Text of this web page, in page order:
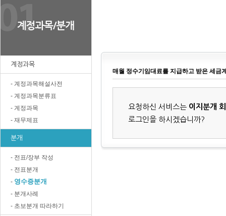
계정과목
- 계정과목해설사전
- 계정과목분류표
- 계정과목
- 재무제표
분개
- 전표/장부 작성
- 전표분개
- 영수증분개
- 분개사례
- 초보분개 따라하기
매월 정수기임대료를 지급하고 받은 세금
요청하신 서비스는 이지분개
로그인을 하시겠습니까?